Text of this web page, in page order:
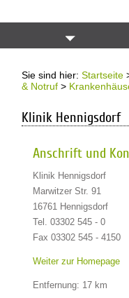
Sie sind hier:Startseite
& Notruf >
Klinik Hennigsdorf
Anschrift und
Klinik Hennigsdorf
Marwitzer Str. 91
16761 Hennigsdorf
Tel. 03302 545 - 0
Fax 03302 545 - 4150
Weiter zur Homepage
Entfernung: 17 km